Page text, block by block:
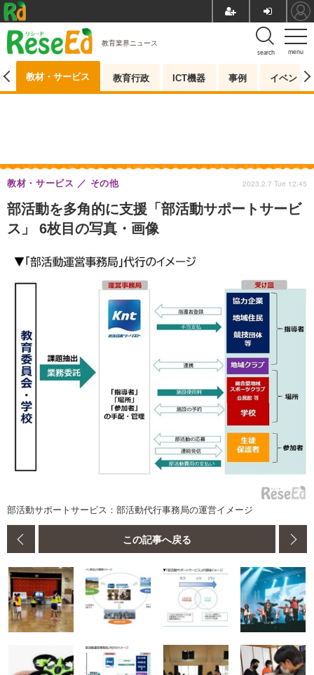
menu
search
教育業界ニュース
教材・サービス 教育行政 ICT機器 事例 イベント
部活動を多角的に支援「部活動サポートサービ
ス」 6枚目の写真・画像
教材・サービス その他 2023.2.7 Tue 12:45
部活動サポートサービス：部活動代行事務局の運営イメージ
この記事へ戻る